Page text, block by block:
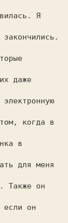
Я
даже
когда в
в
для меня
Также он
он